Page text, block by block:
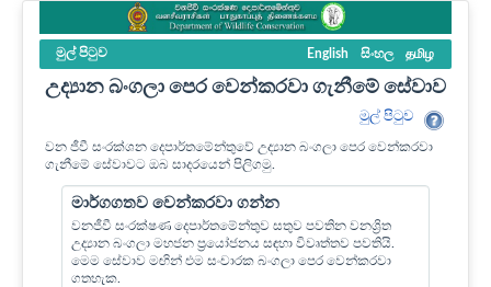
මුල් පි‍ටුව English සිංහල தமிழ
උද්‍යාන බංගලා පෙර වෙන්කරවා ගැනීමේ සේවාව
මුල් පි‍ටුව
වන ජීවී සංරක්ශන දෙපාර්තමේන්තුවේ උද්‍යාන බංගලා පෙර වෙන්කරවා
ගැනීමේ සේවාවට ඔබ සාදරයෙන් පිලිගමු.
මාර්ගගතව වෙන්කරවා ගන්න
වනජීවී සංරක්ෂණ දෙපාර්තමේන්තුව සතුව පවතින වනශ්‍රිත
උද්‍යාන බංගලා මහජන ප්‍රයෝජනය සඳහා විවෘත්තව පවතියි.
මෙම සේවාව මඟින් එම සංචාරක බංගලා පෙර වෙන්කරවා
ගතහැක.